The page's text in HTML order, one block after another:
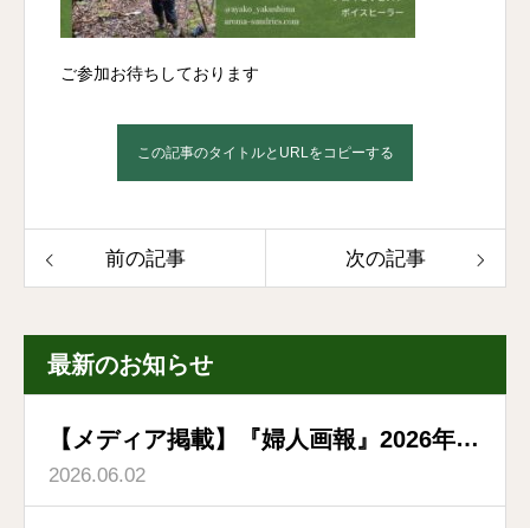
ご参加お待ちしております
この記事のタイトルとURLをコピーする
前の記事 次の記事
最新のお知らせ
【メディア掲載】『婦人画報』2026年6
月号「森林浴のすすめ」特集に掲載いた
2026.06.02